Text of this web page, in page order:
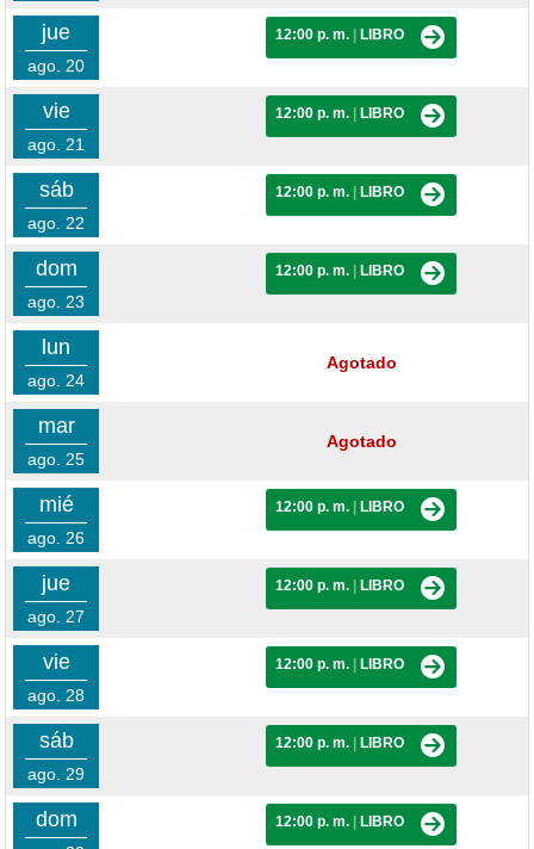
jue
ago. 20
12:00 p. m. LIBRO
vie
ago. 21
12:00 p. m. LIBRO
sáb
ago. 22
12:00 p. m. LIBRO
dom
ago. 23
12:00 p. m. LIBRO
lun
ago. 24
Agotado
mar
ago. 25
Agotado
mié
ago. 26
12:00 p. m. LIBRO
jue
ago. 27
12:00 p. m. LIBRO
vie
ago. 28
12:00 p. m. LIBRO
sáb
ago. 29
12:00 p. m. LIBRO
dom 12:00 p. m. LIBRO